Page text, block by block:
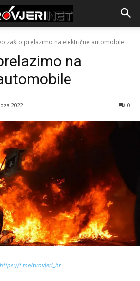
zašto prelazimo na električne automobile
na
2022. 0
https://t.me/provjeri_hr